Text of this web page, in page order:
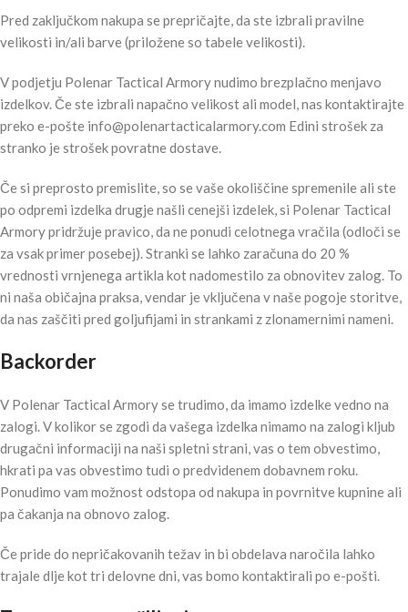
Pred zaključkom nakupa se prepričajte, da ste izbrali pravilne
velikosti in/ali barve (priložene so tabele velikosti).
V podjetju Polenar Tactical Armory nudimo brezplačno menjavo
izdelkov. Če ste izbrali napačno velikost ali model, nas kontaktirajte
preko e-pošte info@polenartacticalarmory.com Edini strošek za
stranko je strošek povratne dostave.
Če si preprosto premislite, so se vaše okoliščine spremenile ali ste
po odpremi izdelka drugje našli cenejši izdelek, si Polenar Tactical
Armory pridržuje pravico, da ne ponudi celotnega vračila (odloči se
za vsak primer posebej). Stranki se lahko zaračuna do 20 %
vrednosti vrnjenega artikla kot nadomestilo za obnovitev zalog. To
ni naša običajna praksa, vendar je vključena v naše pogoje storitve,
da nas zaščiti pred goljufijami in strankami z zlonamernimi nameni.
Backorder
V Polenar Tactical Armory se trudimo, da imamo izdelke vedno na
zalogi. V kolikor se zgodi da vašega izdelka nimamo na zalogi kljub
drugačni informaciji na naši spletni strani, vas o tem obvestimo,
hkrati pa vas obvestimo tudi o predvidenem dobavnem roku.
Ponudimo vam možnost odstopa od nakupa in povrnitve kupnine ali
pa čakanja na obnovo zalog.
Če pride do nepričakovanih težav in bi obdelava naročila lahko
trajale dlje kot tri delovne dni, vas bomo kontaktirali po e-pošti.